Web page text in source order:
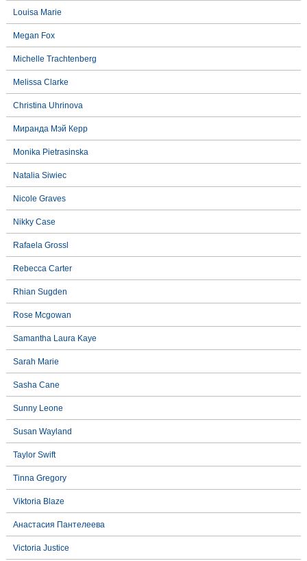
Louisa Marie
Megan Fox
Michelle Trachtenberg
Melissa Clarke
Christina Uhrinova
Миранда Мэй Керр
Monika Pietrasinska
Natalia Siwiec
Nicole Graves
Nikky Case
Rafaela Grossl
Rebecca Carter
Rhian Sugden
Rose Mcgowan
Samantha Laura Kaye
Sarah Marie
Sasha Cane
Sunny Leone
Susan Wayland
Taylor Swift
Tinna Gregory
Viktoria Blaze
Анастасия Пантелеева
Victoria Justice